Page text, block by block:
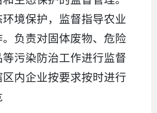
境保护，监督指导农业
负责对固体废物、危险
污染防治工作进行监督
内企业按要求按时进行